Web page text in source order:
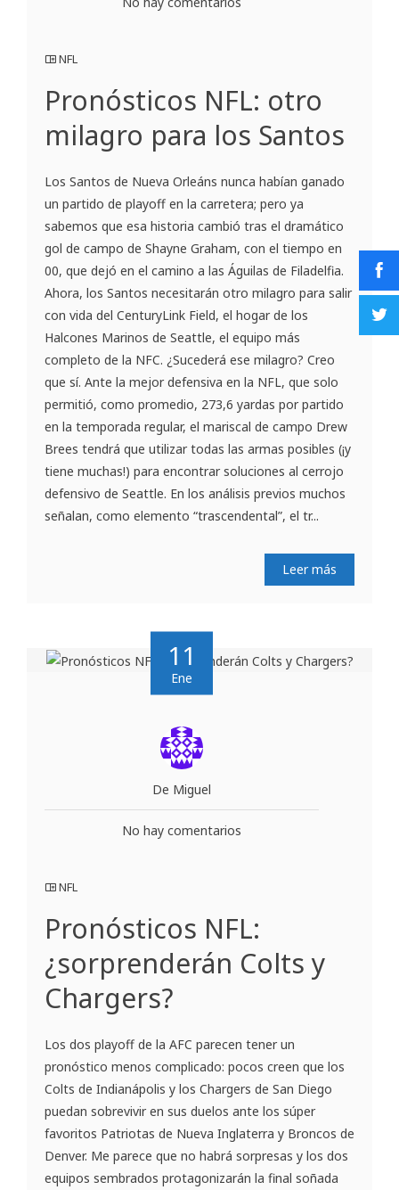
NFL
Pronósticos NFL: otro
milagro para los Santos
Los Santos de Nueva Orleáns nunca habían ganado
un partido de playoff en la carretera; pero ya
sabemos que esa historia cambió tras el dramático
gol de campo de Shayne Graham, con el tiempo en
00, que dejó en el camino a las Águilas de Filadelfia.
Ahora, los Santos necesitarán otro milagro para salir
con vida del CenturyLink Field, el hogar de los
Halcones Marinos de Seattle, el equipo más
completo de la NFC. ¿Sucederá ese milagro? Creo
que sí. Ante la mejor defensiva en la NFL, que solo
permitió, como promedio, 273,6 yardas por partido
en la temporada regular, el mariscal de campo Drew
Brees tendrá que utilizar todas las armas posibles (¡y
tiene muchas!) para encontrar soluciones al cerrojo
defensivo de Seattle. En los análisis previos muchos
señalan, como elemento “trascendental”, el tr...
Leer más
11
Ene
De Miguel
No hay comentarios
NFL
Pronósticos NFL:
¿sorprenderán Colts y
Chargers?
Los dos playoff de la AFC parecen tener un
pronóstico menos complicado: pocos creen que los
Colts de Indianápolis y los Chargers de San Diego
puedan sobrevivir en sus duelos ante los súper
favoritos Patriotas de Nueva Inglaterra y Broncos de
Denver. Me parece que no habrá sorpresas y los dos
equipos sembrados protagonizarán la final soñada